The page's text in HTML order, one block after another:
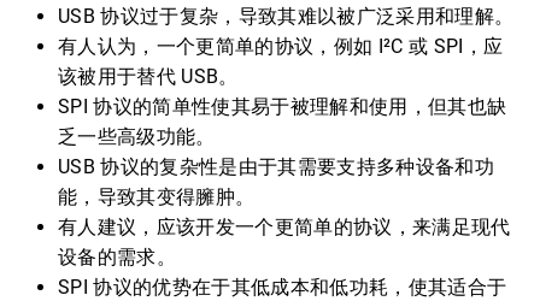
USB 协议过于复杂，导致其难以被广泛采用和理解。
有人认为，一个更简单的协议，例如 I²C 或 SPI，应
该被用于替代 USB。
SPI 协议的简单性使其易于被理解和使用，但其也缺
乏一些高级功能。
USB 协议的复杂性是由于其需要支持多种设备和功
能，导致其变得臃肿。
有人建议，应该开发一个更简单的协议，来满足现代
设备的需求。
SPI 协议的优势在于其低成本和低功耗，使其适合于